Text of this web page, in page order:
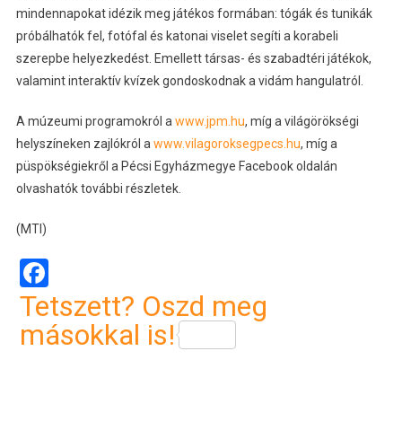
mindennapokat idézik meg játékos formában: tógák és tunikák
próbálhatók fel, fotófal és katonai viselet segíti a korabeli
szerepbe helyezkedést. Emellett társas- és szabadtéri játékok,
valamint interaktív kvízek gondoskodnak a vidám hangulatról.
A múzeumi programokról a www.jpm.hu, míg a világörökségi
helyszíneken zajlókról a www.vilagoroksegpecs.hu, míg a
püspökségiekről a Pécsi Egyházmegye Facebook oldalán
olvashatók további részletek.
(MTI)
Facebook
Tetszett? Oszd meg
másokkal is!